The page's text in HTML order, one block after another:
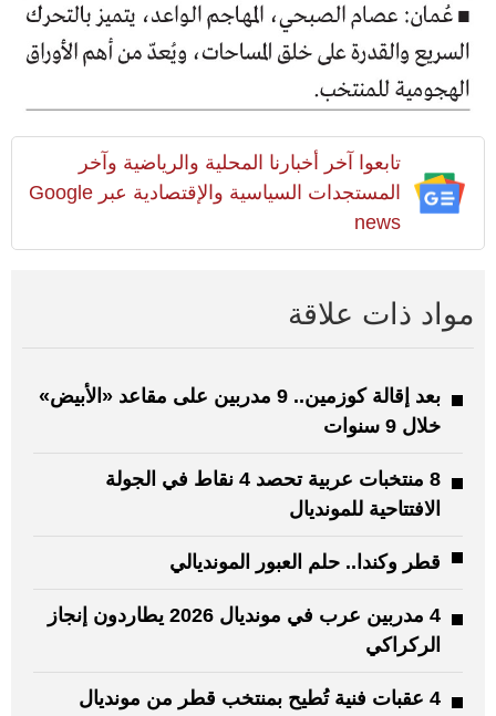
تابعوا آخر أخبارنا المحلية والرياضية وآخر
المستجدات السياسية والإقتصادية عبر Google
news
مواد ذات علاقة
بعد إقالة كوزمين.. 9 مدربين على مقاعد «الأبيض»
خلال 9 سنوات
8 منتخبات عربية تحصد 4 نقاط في الجولة
الافتتاحية للمونديال
قطر وكندا.. حلم العبور المونديالي
4 مدربين عرب في مونديال 2026 يطاردون إنجاز
الركراكي
4 عقبات فنية تُطيح بمنتخب قطر من مونديال